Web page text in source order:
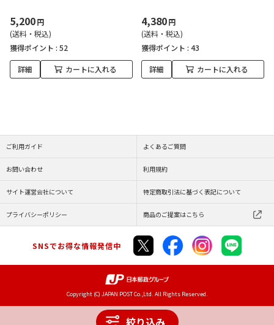
絞り込み
5,200円
(送料・税込)
獲得ポイント : 52
詳細 カートに入れる
4,380円
(送料・税込)
獲得ポイント : 43
詳細 カートに入れる
ご利用ガイド よくあるご質問
お問い合わせ 利用規約
サイト運営会社について 特定商取引法に基づく表記について
プライバシーポリシー 商品のご提案はこちら
SNSでお得な情報発信中
Copyright (C) JAPAN POST Co.,Ltd. All Rights Reserved.